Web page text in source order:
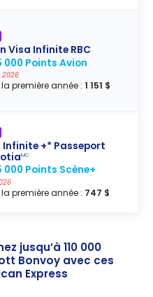
Visa Infinite RBC
000 Points Avion
2026
première année : 1 151 $
Infinite +* Passeport
MC
Points Scène+
première année : 747 $
jusqu’à 110 000
Bonvoy avec ces
Express